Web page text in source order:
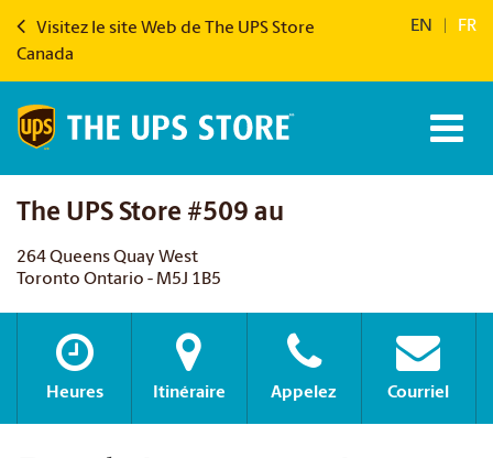
Visitez le site Web de The UPS Store
Canada
EN FR
The UPS Store #509 au
264 Queens Quay West
Toronto Ontario - M5J 1B5
Heures Itinéraire Appelez Courriel